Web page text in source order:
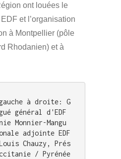
ont louées le
et l’organisation
à Montpellier (pôle
Rhodanien) et à
à droite: G
général d'EDF
Monnier-Mangu
adjointe EDF
Chauzy, Prés
/ Pyrénée